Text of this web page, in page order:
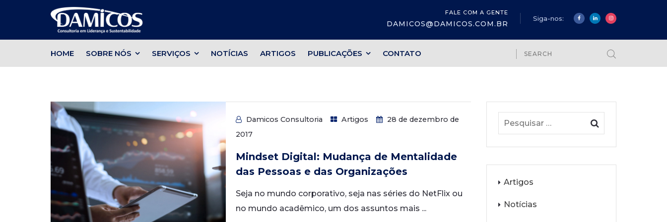
FALE COM A GENTE
DAMICOS@DAMICOS.COM.BR
Siga-nos:
HOME SOBRE NÓS SERVIÇOS NOTÍCIAS ARTIGOS PUBLICAÇÕES CONTATO
Damicos Consultoria Artigos
28 de dezembro de
2017
Mindset Digital: Mudança de Mentalidade
das Pessoas e das Organizações
Seja no mundo corporativo, seja nas séries do NetFlix ou
no mundo acadêmico, um dos assuntos mais ...
Artigos
Notícias